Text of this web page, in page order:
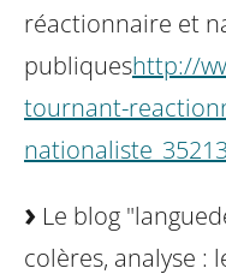
réactionnaire et
publiqueshttp://
tournant-
Le blog
colères, analyse :